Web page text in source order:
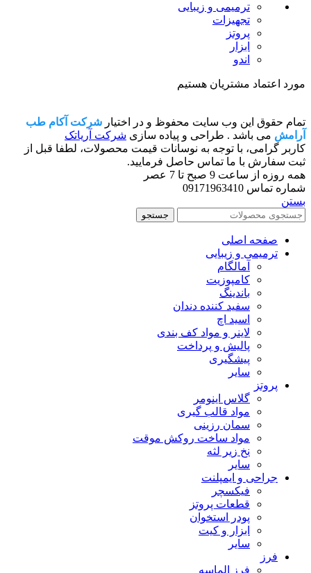
ترمیمی و زیبایی
تجهیزات
پروتز
ابزار
اندو
مورد اعتماد مشتریان هستیم
تمام حقوق این وب سایت محفوظ و در اختیار شرکت آکام طب
آرامش می باشد . طراحی و پیاده سازی شرکت آریاتک
کاربر گرامی، با توجه به نوسانات قیمت محصولات، لطفا قبل از
ثبت سفارش با ما تماس حاصل فرمایید.
همه روزه از ساعت 9 صبح تا 7 عصر
شماره تماس 09171963410
بستن
جستجو
صفحه اصلی
ترمیمی و زیبایی
آمالگام
کامپوزیت
باندینگ
سفید کننده دندان
اسید اچ
لاینر و مواد کف بندی
پالیش و پرداخت
پیشگیری
سایر
پروتز
گلاس اینومر
مواد قالب گیری
سمان رزینی
مواد ساخت روکش موقت
نخ زیر لثه
سایر
جراحی و ایمپلنت
فیکسچر
قطعات پروتز
پودر استخوان
ابزار و کیت
سایر
فرز
فرز الماسه